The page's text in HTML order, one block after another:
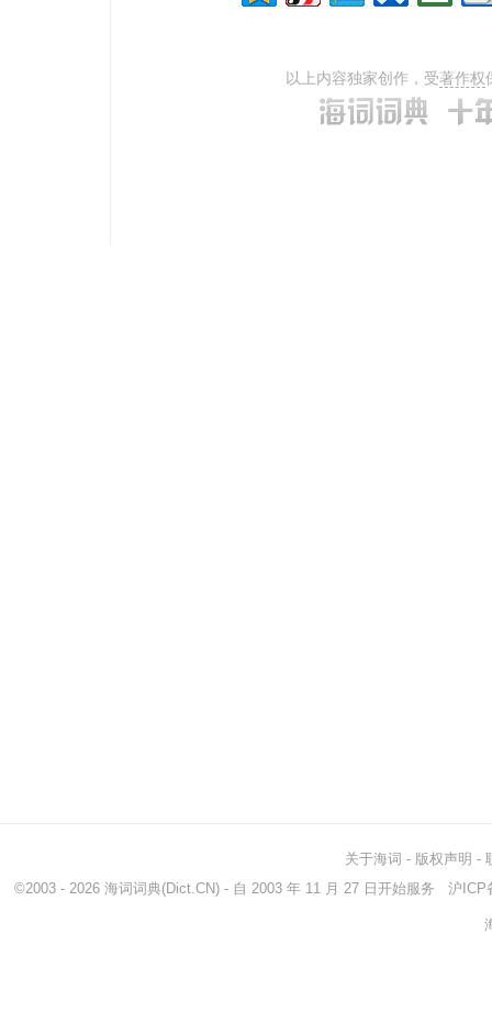
以上内容独家创作，受著作权
关于海词 - 版权声明 -
©2003 - 2026 海词词典(Dict.CN) - 自 2003 年 11 月 27 日开始服务 沪ICP